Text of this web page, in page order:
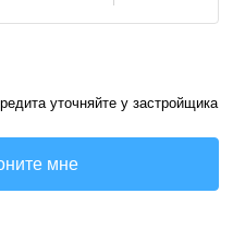
уточняйте у застройщика
мне